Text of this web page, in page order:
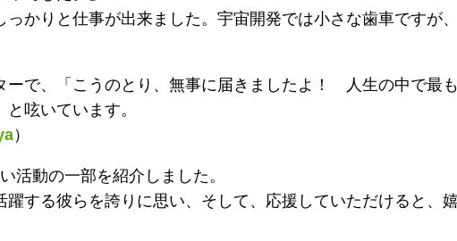
っかりと仕事が出来ました。宇宙開発では小さな歯車ですが、
ーで、「こうのとり、無事に届きましたよ！ 人生の中で最も
呟いています。
）
活動の一部を紹介しました。
する彼らを誇りに思い、そして、応援していただけると、